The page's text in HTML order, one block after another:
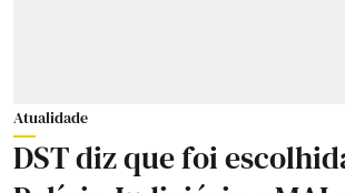
Atualidade
DST diz que foi